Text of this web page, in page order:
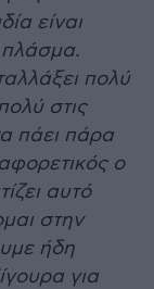
είναι
πλάσμα.
πολύ
στις
πάει πάρα
ο
αυτό
στην
ήδη
για